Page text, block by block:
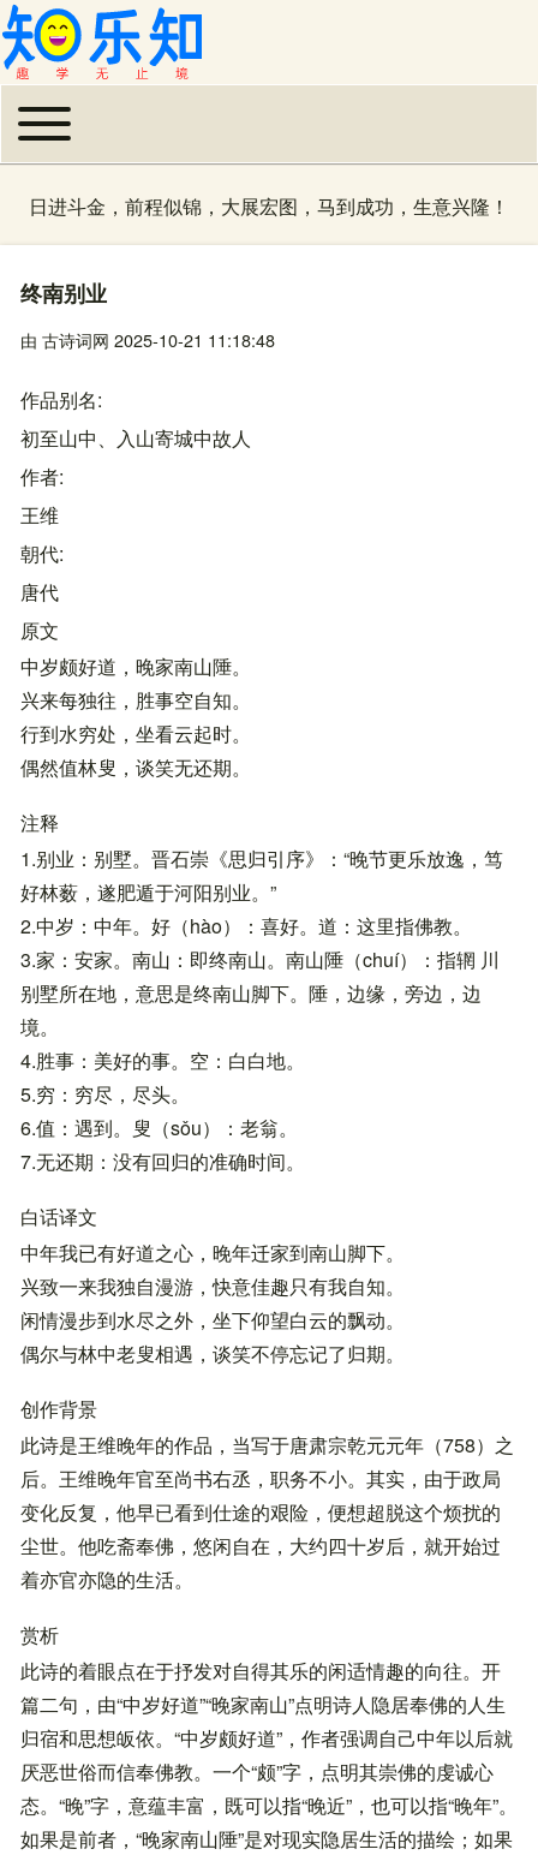
主导航
Toggle main menu
日进斗金，前程似锦，大展宏图，马到成功，生意兴隆！
终南别业
由 古诗词网 2025-10-21 11:18:48
作品别名
初至山中、入山寄城中故人
作者
王维
朝代
唐代
原文
中岁颇好道，晚家南山陲。
兴来每独往，胜事空自知。
行到水穷处，坐看云起时。
偶然值林叟，谈笑无还期。
注释
1.别业：别墅。晋石崇《思归引序》：“晚节更乐放逸，笃
好林薮，遂肥遁于河阳别业。”
2.中岁：中年。好（hào）：喜好。道：这里指佛教。
3.家：安家。南山：即终南山。南山陲（chuí）：指辋 川
别墅所在地，意思是终南山脚下。陲，边缘，旁边，边
境。
4.胜事：美好的事。空：白白地。
5.穷：穷尽，尽头。
6.值：遇到。叟（sǒu）：老翁。
7.无还期：没有回归的准确时间。
白话译文
中年我已有好道之心，晚年迁家到南山脚下。
兴致一来我独自漫游，快意佳趣只有我自知。
闲情漫步到水尽之外，坐下仰望白云的飘动。
偶尔与林中老叟相遇，谈笑不停忘记了归期。
创作背景
此诗是王维晚年的作品，当写于唐肃宗乾元元年（758）之
后。王维晚年官至尚书右丞，职务不小。其实，由于政局
变化反复，他早已看到仕途的艰险，便想超脱这个烦扰的
尘世。他吃斋奉佛，悠闲自在，大约四十岁后，就开始过
着亦官亦隐的生活。
赏析
此诗的着眼点在于抒发对自得其乐的闲适情趣的向往。开
篇二句，由“中岁好道”“晚家南山”点明诗人隐居奉佛的人生
归宿和思想皈依。“中岁颇好道”，作者强调自己中年以后就
厌恶世俗而信奉佛教。一个“颇”字，点明其崇佛的虔诚心
态。“晚”字，意蕴丰富，既可以指“晚近”，也可以指“晚年”。
如果是前者，“晚家南山陲”是对现实隐居生活的描绘；如果